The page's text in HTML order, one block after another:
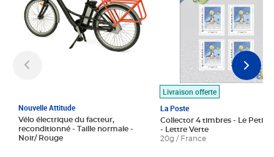
Nouvelle Attitude
Vélo électrique du facteur,
reconditionné - Taille normale -
Noir/ Rouge
Livraison offerte
La Poste
Collector 4 timbres - Le Petit
- Lettre Verte
20g / France